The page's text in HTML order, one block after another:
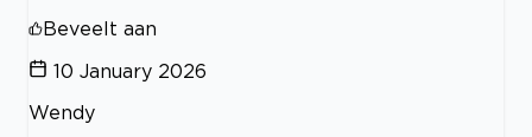
Beveelt aan
10 January 2026
Wendy